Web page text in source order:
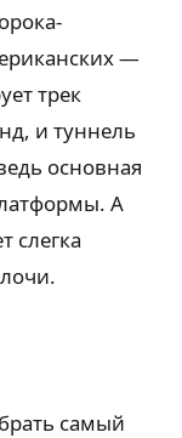
—
трек
и туннель
основная
А
слегка
самый